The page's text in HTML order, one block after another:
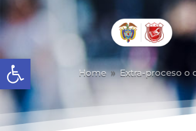
Abrir barra de herramientas
Home 9 Extra-proceso o